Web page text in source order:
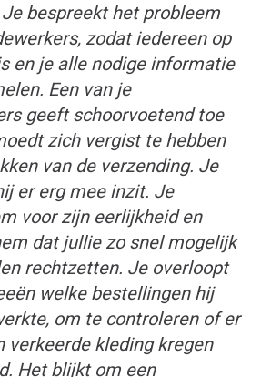
bespreekt het probleem
zodat iedereen op
en je alle nodige informatie
Een van je
geeft schoorvoetend toe
zich vergist te hebben
van de verzending. Je
er erg mee inzit. Je
voor zijn eerlijkheid en
dat jullie zo snel mogelijk
rechtzetten. Je overloopt
welke bestellingen hij
om te controleren of er
verkeerde kleding kregen
Het blijkt om een